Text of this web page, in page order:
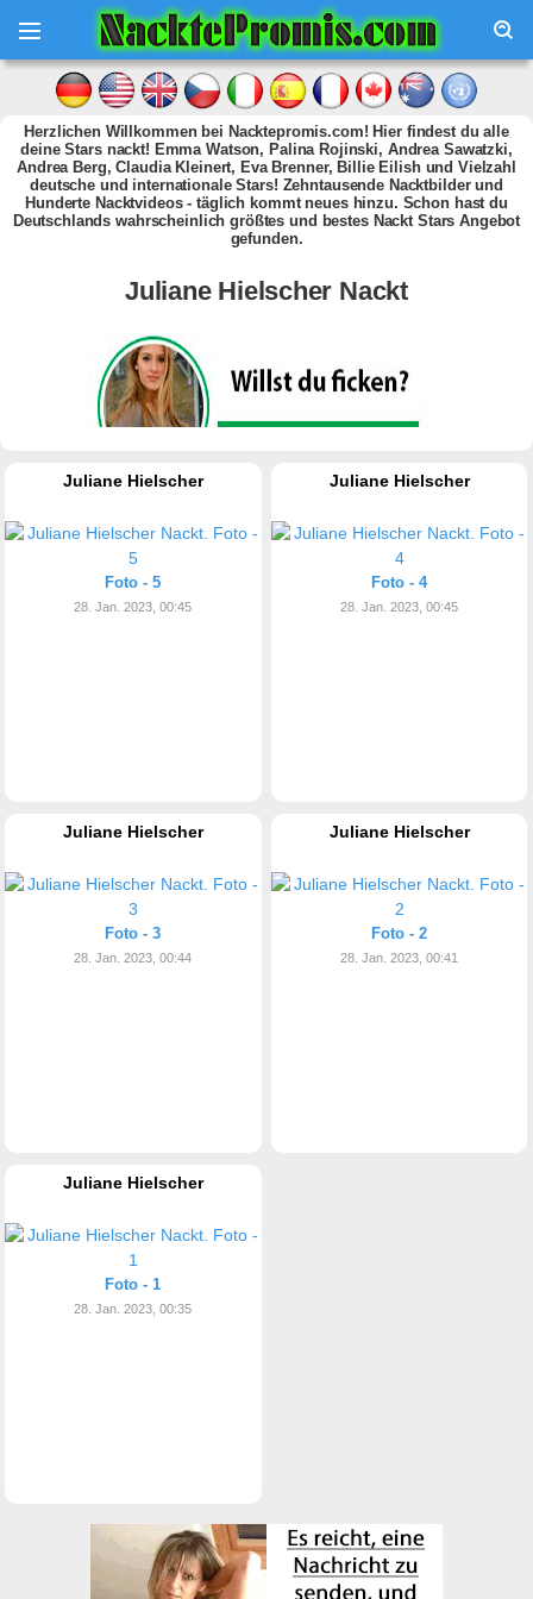
Herzlichen Willkommen bei Nacktepromis.com! Hier findest du alle
deine Stars nackt! Emma Watson, Palina Rojinski, Andrea Sawatzki,
Andrea Berg, Claudia Kleinert, Eva Brenner, Billie Eilish und Vielzahl
deutsche und internationale Stars! Zehntausende Nacktbilder und
Hunderte Nacktvideos - täglich kommt neues hinzu. Schon hast du
Deutschlands wahrscheinlich größtes und bestes Nackt Stars Angebot
gefunden.
Juliane Hielscher Nackt
Juliane Hielscher
Foto - 5
28. Jan. 2023, 00:45
Juliane Hielscher
Foto - 4
28. Jan. 2023, 00:45
Juliane Hielscher
Foto - 3
28. Jan. 2023, 00:44
Juliane Hielscher
Foto - 2
28. Jan. 2023, 00:41
Juliane Hielscher
Foto - 1
28. Jan. 2023, 00:35